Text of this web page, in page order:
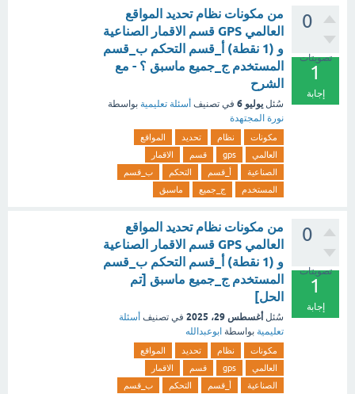
0
تصويتات
1
إجابة
من مكونات نظام تحديد المواقع
العالمي GPS قسم الاقمار الصناعية
و (1 نقطة) أ_قسم التحكم ب_قسم
المستخدم ج_جميع ماسبق ؟ - مع
الشرح
سُئل يوليو 6 في تصنيف أسئلة تعليمية بواسطة
نورة المجتهدة
مكونات نظام تحديد
المواقع
العالمي
gps قسم
الاقمار
الصناعية
أ_قسم التحكم
ب_قسم
المستخدم
ج_جميع ماسبق
0
تصويتات
1
إجابة
من مكونات نظام تحديد المواقع
العالمي GPS قسم الاقمار الصناعية
و (1 نقطة) أ_قسم التحكم ب_قسم
المستخدم ج_جميع ماسبق [تم
الحل]
سُئل أغسطس 29، 2025 في تصنيف أسئلة
تعليمية بواسطة ابوعبدالله
مكونات نظام تحديد
المواقع
العالمي
gps قسم
الاقمار
الصناعية
أ_قسم التحكم ب_قسم